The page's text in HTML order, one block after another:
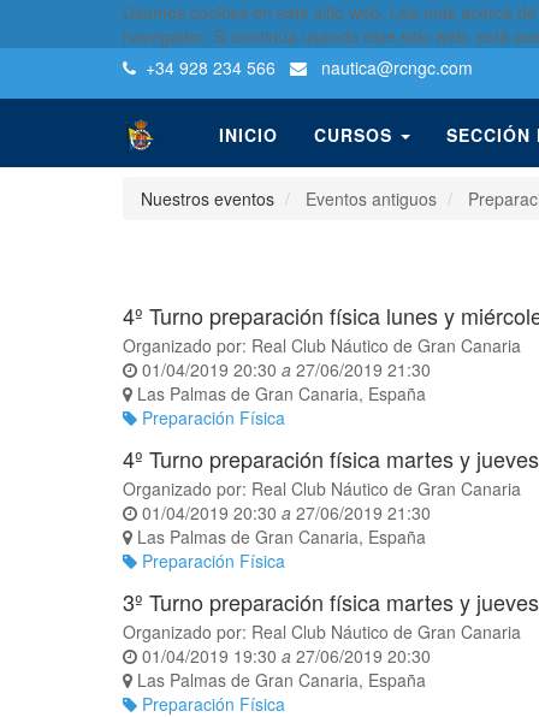
Usamos cookies en este sitio web. Lea más acerca
navegador. Si continúa usando este sitio web, está
+34 928 234 566
nautica@rcngc.com
INICIO CURSOS SECCIÓN
Nuestros eventos Eventos antiguos
4º Turno preparación física lunes y
Organizado por: Real Club Náutico de Gran Canaria
01/04/2019 20:30 a 27/06/2019 21:30
Las Palmas de Gran Canaria, España
Preparación Física
4º Turno preparación física martes y
Organizado por: Real Club Náutico de Gran Canaria
01/04/2019 20:30 a 27/06/2019 21:30
Las Palmas de Gran Canaria, España
Preparación Física
3º Turno preparación física martes y
Organizado por: Real Club Náutico de Gran Canaria
01/04/2019 19:30 a 27/06/2019 20:30
Las Palmas de Gran Canaria, España
Preparación Física